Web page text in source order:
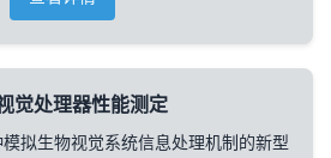
觉处理器性能测定
拟生物视觉系统信息处理机制的新型